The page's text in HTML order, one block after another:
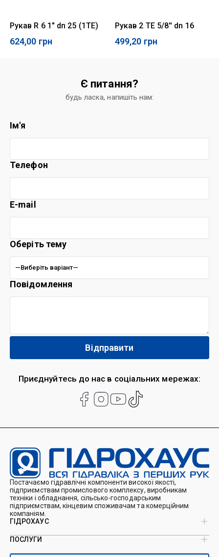
Рукав R 6 1" dn 25 (1TE)
624,00 грн
Рукав 2 TE 5/8'' dn 16
499,20 грн
Є питання?
будь ласка, напишіть нам:
Приєднуйтесь до нас в соціальних мережах:
Ім'я
Телефон
E-mail
Оберіть тему
Повідомлення
Постачаємо гідравлічні компоненти високої якості,
підприємствам промислового комплексу, виробникам
техніки і обладнання, сільсько-господарським
підприємствам, кінцевим споживачам та комерційним
компаніям.
ГІДРОХАУС
Про нас
ПОСЛУГИ